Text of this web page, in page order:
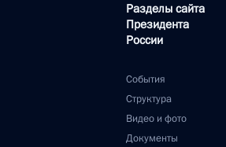
Разделы сайта
Президента
России
События
Структура
Видео и фото
Документы